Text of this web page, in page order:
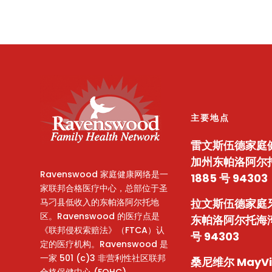
Ravenswood 家庭健康网络是一
家联邦合格医疗中心，总部位于圣
马刁县低收入的东帕洛阿尔托地
区。Ravenswood 的医疗点是
《联邦侵权索赔法》（FTCA）认
定的医疗机构。Ravenswood 是
一家 501 (c)3 非营利性社区联邦
主要地点
雷文斯伍德家庭
加州东帕洛阿尔
1885 号 94303
拉文斯伍德家
东帕洛阿尔托海
号 94303
桑尼维尔